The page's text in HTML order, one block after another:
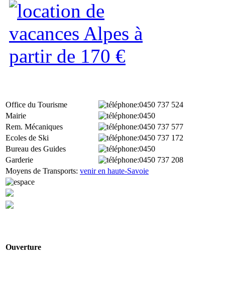
Office du Tourisme :0450 737 524
Mairie
:0450
Rem. Mécaniques
:0450 737 577
Ecoles de Ski
:0450 737 172
Bureau des Guides
:0450
Garderie
:0450 737 208
Moyens de Transports: venir en haute-Savoie
Ouverture